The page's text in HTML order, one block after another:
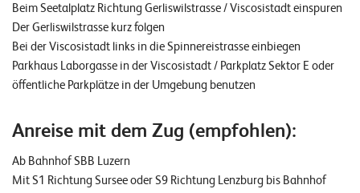
Beim Seetalplatz Richtung Gerliswilstrasse / Viscosistadt einspuren
Der Gerliswilstrasse kurz folgen
Bei der Viscosistadt links in die Spinnereistrasse einbiegen
Parkhaus Laborgasse in der Viscosistadt / Parkplatz Sektor E oder
öffentliche Parkplätze in der Umgebung benutzen
Anreise mit dem Zug (empfohlen):
Ab Bahnhof SBB Luzern
Mit S1 Richtung Sursee oder S9 Richtung Lenzburg bis Bahnhof